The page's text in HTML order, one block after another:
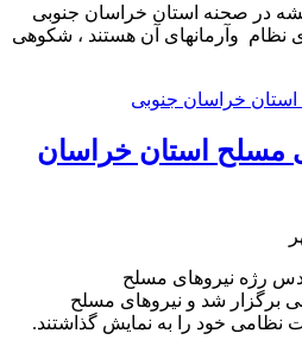
در صحنه استان خراسان جنوبی
نظام وآرمانهای آن هستند ، شکوهی
مسلح استان خراسان
رژه نیروهای مسلح
برگزار شد و نیروهای مسلح
نظامی خود را به نمایش گذاشتند.